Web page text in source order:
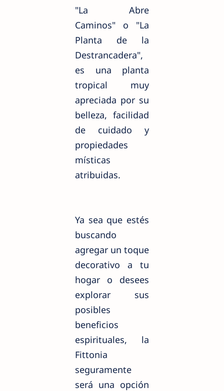
"La Abre
Caminos" o "La
Planta de la
Destrancadera",
es una planta
tropical muy
apreciada por su
belleza, facilidad
de cuidado y
propiedades
místicas
atribuidas.
Ya sea que estés
buscando
agregar un toque
decorativo a tu
hogar o desees
explorar sus
posibles
beneficios
espirituales, la
Fittonia
seguramente
será una opción